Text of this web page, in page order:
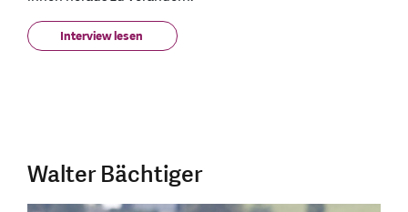
Interview lesen
Walter Bächtiger